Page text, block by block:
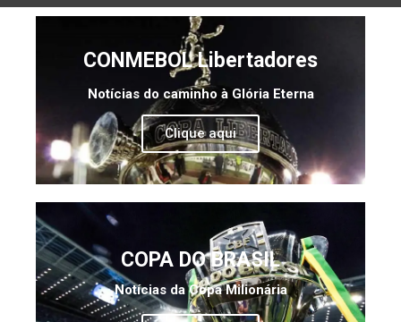
CONMEBOL Libertadores
Notícias do caminho à Glória Eterna
Clique aqui
COPA DO BRASIL
Notícias da Copa Milionária